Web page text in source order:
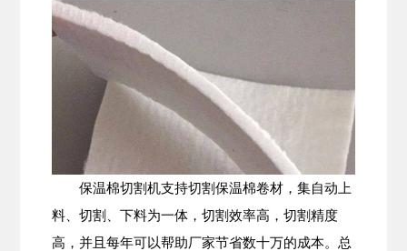
保温棉切割机支持切割保温棉卷材，集自动上
料、切割、下料为一体，切割效率高，切割精度
高，并且每年可以帮助厂家节省数十万的成本。总